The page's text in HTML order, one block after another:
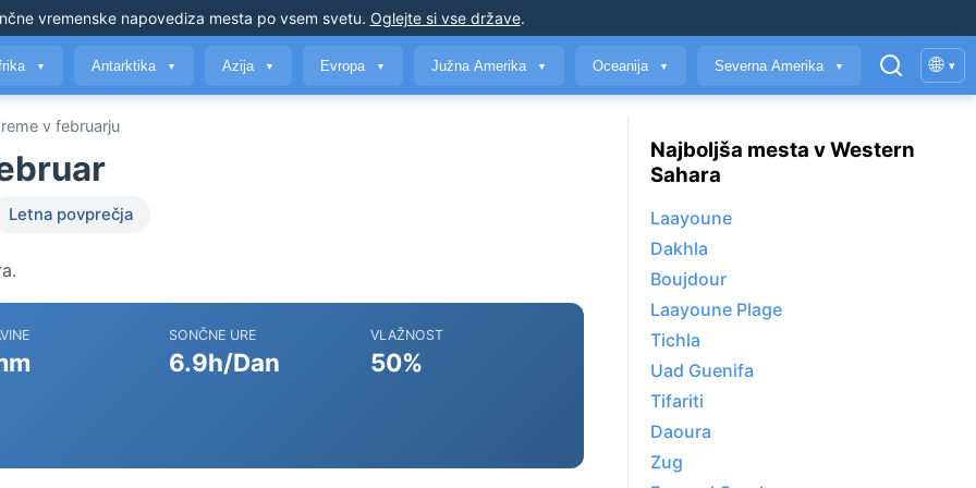
vremenske napovediza mesta po vsem svetu. Oglejte si vse države.
▼ Antarktika ▼ Azija ▼ Evropa ▼ Južna Amerika ▼ Oceanija ▼ Severna Amerika ▼ 🌐 ▾
v februarju
Letna povprečja
SONČNE URE
6.9h/Dan
VLAŽNOST
50%
Najboljša mesta v Western
Sahara
Laayoune
Dakhla
Boujdour
Laayoune Plage
Tichla
Uad Guenifa
Tifariti
Daoura
Zug